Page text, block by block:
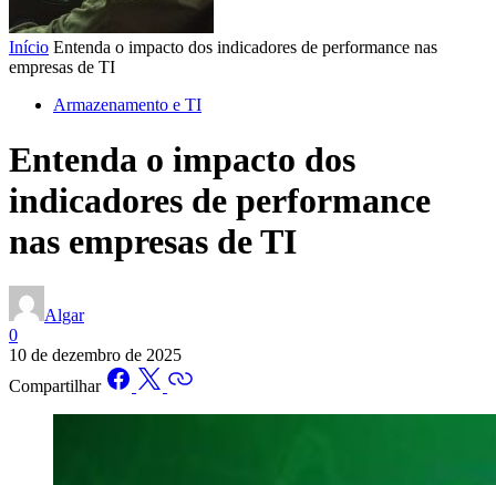
Início Entenda o impacto dos indicadores de performance nas
empresas de TI
Armazenamento e TI
Entenda o impacto dos
indicadores de performance
nas empresas de TI
Algar
0
10 de dezembro de 2025
Compartilhar